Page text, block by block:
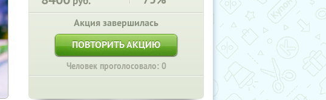
Акция завершилась
ПОВТОРИТЬ АКЦИЮ
Человек проголосовало: 0